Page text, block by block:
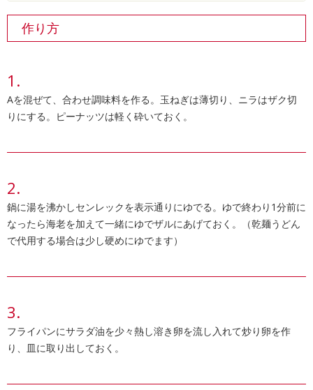
作り方
Aを混ぜて、合わせ調味料を作る。玉ねぎは薄切り、ニラはザク切
りにする。ピーナッツは軽く砕いておく。
鍋に湯を沸かしセンレックを表示通りにゆでる。ゆで終わり1分前に
なったら海老を加えて一緒にゆでザルにあげておく。（乾麺うどん
で代用する場合は少し硬めにゆでます）
フライパンにサラダ油を少々熱し溶き卵を流し入れて炒り卵を作
り、皿に取り出しておく。